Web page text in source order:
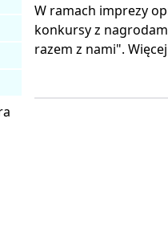
W ramach imprezy
konkursy z
razem z nami".